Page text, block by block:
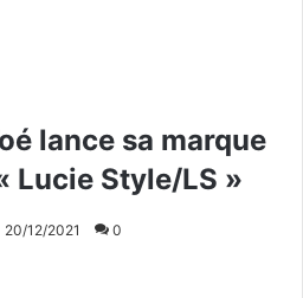
lance sa marque
Lucie Style/LS »
20/12/2021 0